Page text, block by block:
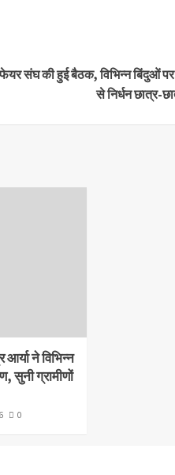
संघ की हुई बैठक, विभिन्न बिंदुओं
से निर्धन छात्र-
ने विभिन्न
सुनी ग्रामीणों
0